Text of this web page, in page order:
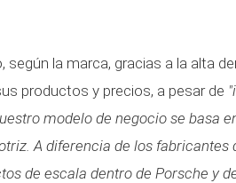
la marca, gracias a la alta
productos y precios, a pesar de
modelo de negocio se basa
A diferencia de los fabricantes
de escala dentro de Porsche y